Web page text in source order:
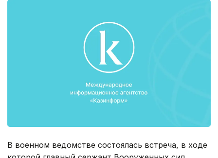
В военном ведомстве состоялась встреча, в ходе